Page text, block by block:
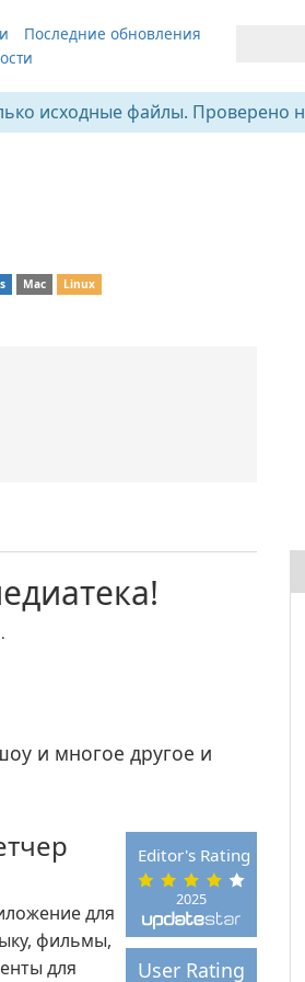
Последние обновления
исходные файлы. Проверено
Mac Linux
и многое другое и
2025
Editor's Rating
User Rating
для
фильмы,
для